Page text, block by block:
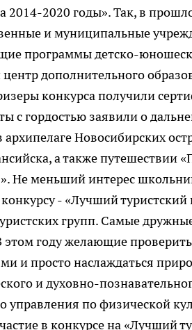
2014-2020 годы». Так, в
и муниципальные
программы детско-
дополнительного
конкурса получили
с гордостью заявили о
Новосибирских
а также путешествии
Не меньший интерес
- «Лучший
групп. Самые
этом году желающие
и просто наслаждаться
и духовно-
управления по физической
в конкурсе на «Лучший